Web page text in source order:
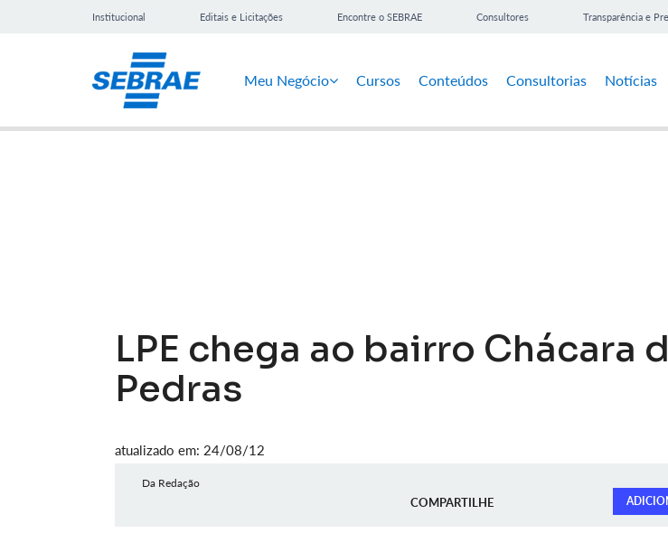
Institucional Editais e Licitações Encontre o SEBRAE Consultores Transparência e
Meu Negócio Cursos Conteúdos Consultorias Notícias
LPE chega ao bairro Chácara
Pedras
atualizado em: 24/08/12
Da Redação
COMPARTILHE